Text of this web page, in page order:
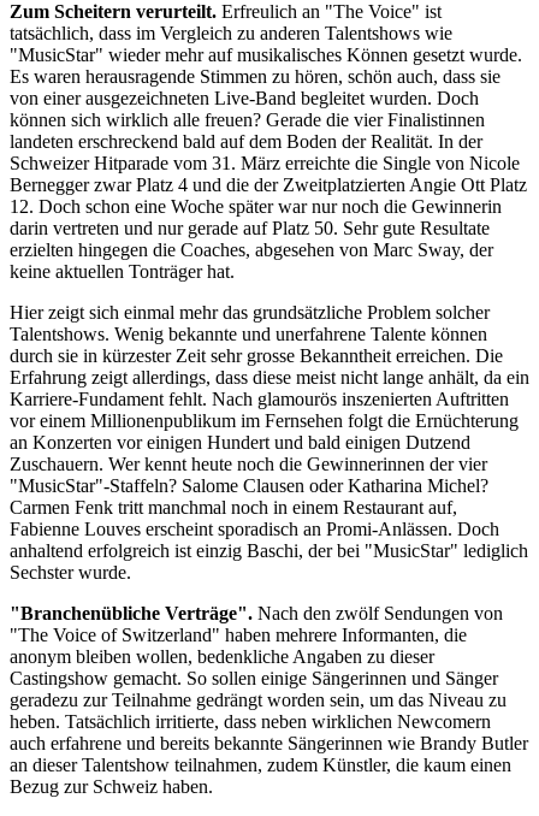
Zum Scheitern verurteilt. Erfreulich an "The Voice" ist
tatsächlich, dass im Vergleich zu anderen Talentshows wie
"MusicStar" wieder mehr auf musikalisches Können gesetzt wurde.
Es waren herausragende Stimmen zu hören, schön auch, dass sie
von einer ausgezeichneten Live-Band begleitet wurden. Doch
können sich wirklich alle freuen? Gerade die vier Finalistinnen
landeten erschreckend bald auf dem Boden der Realität. In der
Schweizer Hitparade vom 31. März erreichte die Single von Nicole
Bernegger zwar Platz 4 und die der Zweitplatzierten Angie Ott Platz
12. Doch schon eine Woche später war nur noch die Gewinnerin
darin vertreten und nur gerade auf Platz 50. Sehr gute Resultate
erzielten hingegen die Coaches, abgesehen von Marc Sway, der
keine aktuellen Tonträger hat.
Hier zeigt sich einmal mehr das grundsätzliche Problem solcher
Talentshows. Wenig bekannte und unerfahrene Talente können
durch sie in kürzester Zeit sehr grosse Bekanntheit erreichen. Die
Erfahrung zeigt allerdings, dass diese meist nicht lange anhält, da ein
Karriere-Fundament fehlt. Nach glamourös inszenierten Auftritten
vor einem Millionenpublikum im Fernsehen folgt die Ernüchterung
an Konzerten vor einigen Hundert und bald einigen Dutzend
Zuschauern. Wer kennt heute noch die Gewinnerinnen der vier
"MusicStar"-Staffeln? Salome Clausen oder Katharina Michel?
Carmen Fenk tritt manchmal noch in einem Restaurant auf,
Fabienne Louves erscheint sporadisch an Promi-Anlässen. Doch
anhaltend erfolgreich ist einzig Baschi, der bei "MusicStar" lediglich
Sechster wurde.
"Branchenübliche Verträge". Nach den zwölf Sendungen von
"The Voice of Switzerland" haben mehrere Informanten, die
anonym bleiben wollen, bedenkliche Angaben zu dieser
Castingshow gemacht. So sollen einige Sängerinnen und Sänger
geradezu zur Teilnahme gedrängt worden sein, um das Niveau zu
heben. Tatsächlich irritierte, dass neben wirklichen Newcomern
auch erfahrene und bereits bekannte Sängerinnen wie Brandy Butler
an dieser Talentshow teilnahmen, zudem Künstler, die kaum einen
Bezug zur Schweiz haben.